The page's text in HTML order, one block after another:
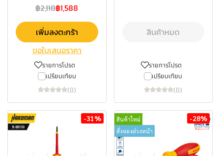
฿2,118฿1,588
เพิ่มลงตะกร้า
ขอใบเสนอราคา
รายการโปรด
เปรียบเทียบ
(0)
สินค้าหมด
รายการโปรด
เปรียบเทียบ
(0)
-31%
สินค้าใหม่
สั่งจองล่วงหน้า
-28%